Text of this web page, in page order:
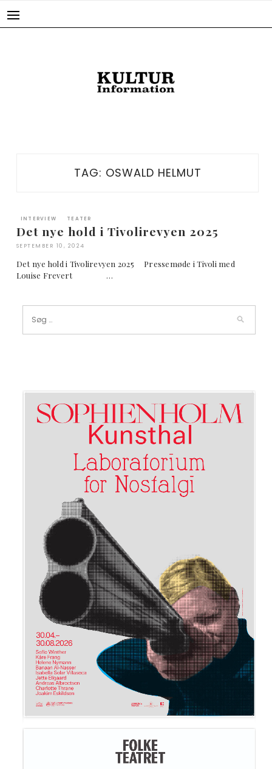
TAG: OSWALD HELMUT
INTERVIEW TEATER
Det nye hold i Tivolirevyen 2025
SEPTEMBER 10, 2024
Det nye hold i Tivolirevyen 2025 Pressemøde i Tivoli med
Louise Frevert …